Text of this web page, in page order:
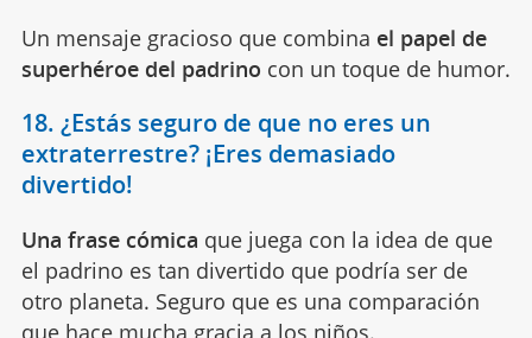
Un mensaje gracioso que combina el papel de
superhéroe del padrino con un toque de humor.
18. ¿Estás seguro de que no eres un
extraterrestre? ¡Eres demasiado
divertido!
Una frase cómica que juega con la idea de que
el padrino es tan divertido que podría ser de
otro planeta. Seguro que es una comparación
que hace mucha gracia a los niños.